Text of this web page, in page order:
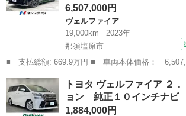
6,507,000円
ヴェルファイア
19,000km
2023年
那須塩原市
■ 支払総額: 669.9万円 ■ 車両本体価格： 6,507,000 円 ■ メーカ
ー名： トヨタ ■ 車種名： ヴェルファイアハイ
ード名： Ｚ プレミア トヨタチームメイト 両
囲カメラ...
栃木 那須塩原市 ヴェルファイア
トヨタ ヴェルファイア ２
ョン 純正１０インチナ
1,884,000円